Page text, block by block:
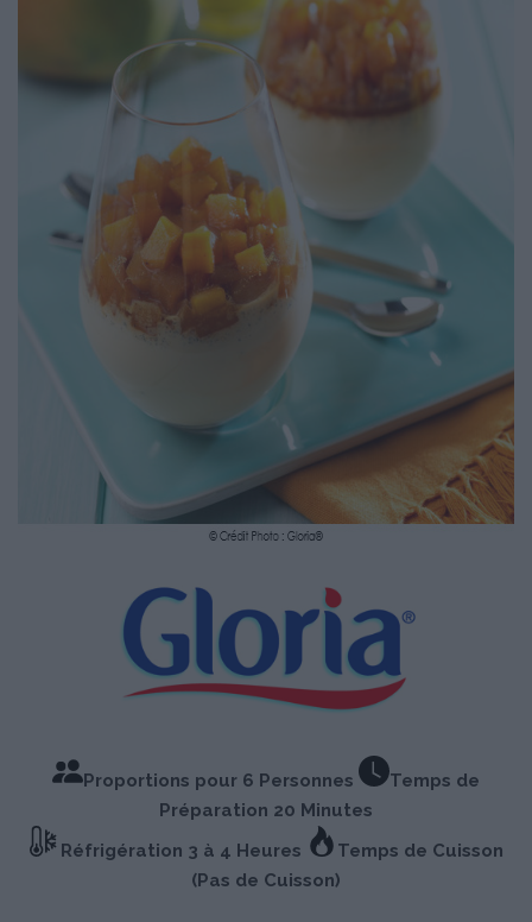
Proportions pour 6 Personnes
Temps de
Préparation 20 Minutes
Réfrigération 3 à 4 Heures
Temps de Cuisson
(Pas de Cuisson)